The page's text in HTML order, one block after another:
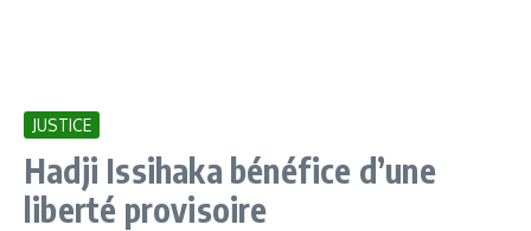
JUSTICE
Hadji Issihaka bénéfice d’une
liberté provisoire